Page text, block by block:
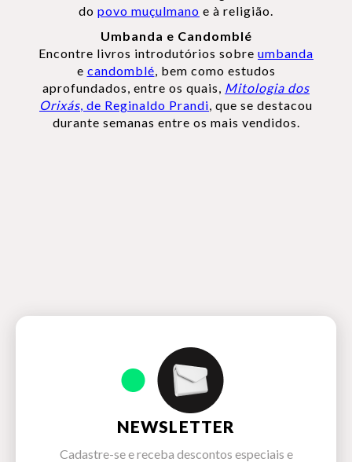
do povo muçulmano e à religião.
Umbanda e Candomblé
Encontre livros introdutórios sobre umbanda
e candomblé, bem como estudos
aprofundados, entre os quais, Mitologia dos
Orixás, de Reginaldo Prandi, que se destacou
durante semanas entre os mais vendidos.
NEWSLETTER
Cadastre-se e receba descontos especiais e